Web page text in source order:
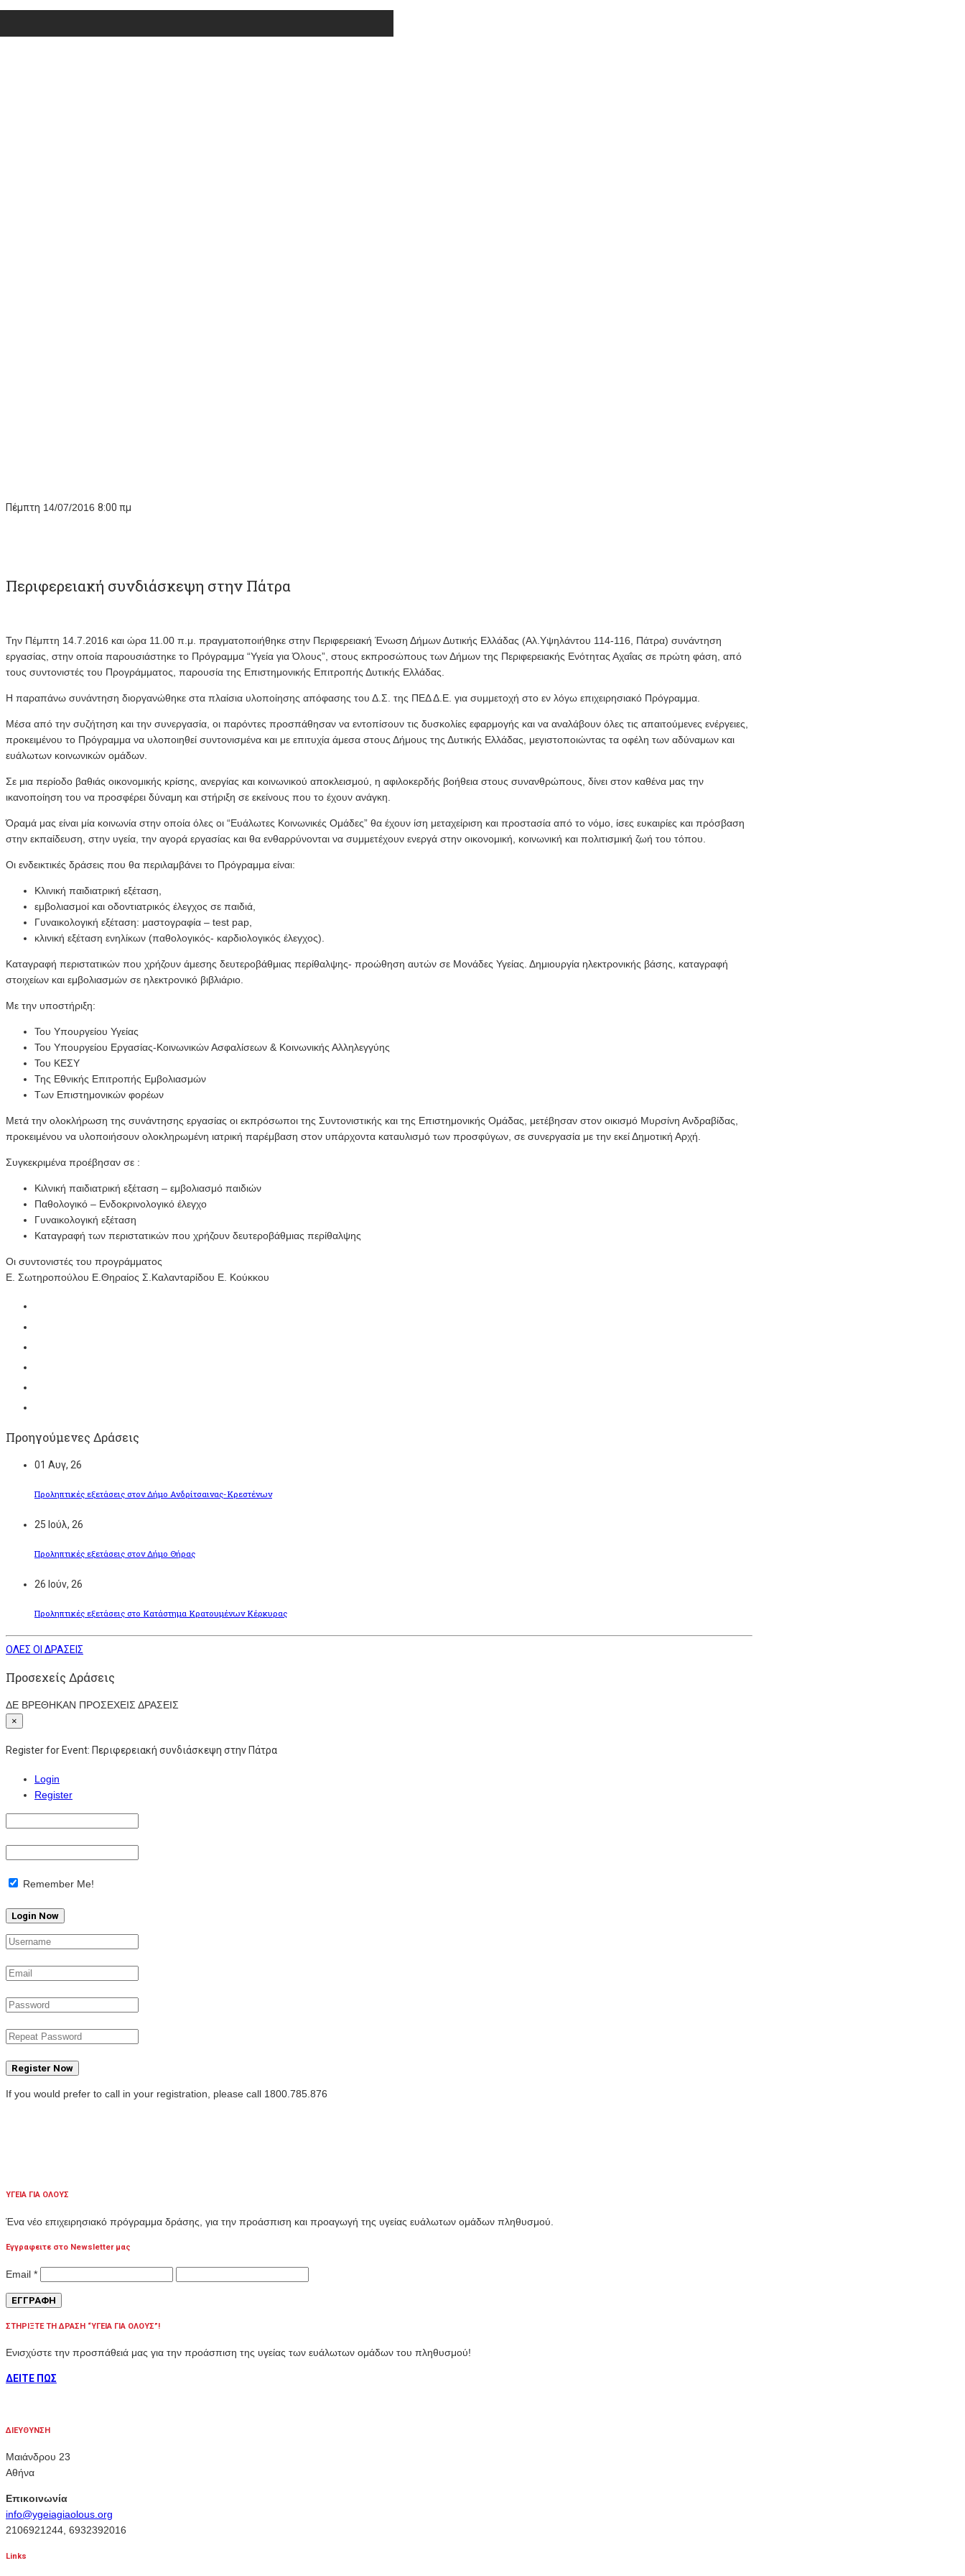
Πέμπτη 14/07/2016 8:00 πμ
Περιφερειακή συνδιάσκεψη στην Πάτρα
Την Πέμπτη 14.7.2016 και ώρα 11.00 π.μ. πραγματοποιήθηκε στην Περιφερειακή Ένωση Δήμων Δυτικής Ελλάδας (Αλ.Υψηλάντου 114-116, Πάτρα) συνάντηση
εργασίας, στην οποία παρουσιάστηκε το Πρόγραμμα “Υγεία για Όλους”, στους εκπροσώπους των Δήμων της Περιφερειακής Ενότητας Αχαΐας σε πρώτη φάση, από
τους συντονιστές του Προγράμματος, παρουσία της Επιστημονικής Επιτροπής Δυτικής Ελλάδας.
Η παραπάνω συνάντηση διοργανώθηκε στα πλαίσια υλοποίησης απόφασης του Δ.Σ. της ΠΕΔ Δ.Ε. για συμμετοχή στο εν λόγω επιχειρησιακό Πρόγραμμα.
Μέσα από την συζήτηση και την συνεργασία, οι παρόντες προσπάθησαν να εντοπίσουν τις δυσκολίες εφαρμογής και να αναλάβουν όλες τις απαιτούμενες ενέργειες,
προκειμένου το Πρόγραμμα να υλοποιηθεί συντονισμένα και με επιτυχία άμεσα στους Δήμους της Δυτικής Ελλάδας, μεγιστοποιώντας τα οφέλη των αδύναμων και
ευάλωτων κοινωνικών ομάδων.
Σε μια περίοδο βαθιάς οικονομικής κρίσης, ανεργίας και κοινωνικού αποκλεισμού, η αφιλοκερδής βοήθεια στους συνανθρώπους, δίνει στον καθένα μας την
ικανοποίηση του να προσφέρει δύναμη και στήριξη σε εκείνους που το έχουν ανάγκη.
Όραμά μας είναι μία κοινωνία στην οποία όλες οι “Ευάλωτες Κοινωνικές Ομάδες” θα έχουν ίση μεταχείριση και προστασία από το νόμο, ίσες ευκαιρίες και πρόσβαση
στην εκπαίδευση, στην υγεία, την αγορά εργασίας και θα ενθαρρύνονται να συμμετέχουν ενεργά στην οικονομική, κοινωνική και πολιτισμική ζωή του τόπου.
Οι ενδεικτικές δράσεις που θα περιλαμβάνει το Πρόγραμμα είναι:
Κλινική παιδιατρική εξέταση,
εμβολιασμοί και οδοντιατρικός έλεγχος σε παιδιά,
Γυναικολογική εξέταση: μαστογραφία – test pap,
κλινική εξέταση ενηλίκων (παθολογικός- καρδιολογικός έλεγχος).
Καταγραφή περιστατικών που χρήζουν άμεσης δευτεροβάθμιας περίθαλψης- προώθηση αυτών σε Μονάδες Υγείας. Δημιουργία ηλεκτρονικής βάσης, καταγραφή
στοιχείων και εμβολιασμών σε ηλεκτρονικό βιβλιάριο.
Με την υποστήριξη:
Του Υπουργείου Υγείας
Του Υπουργείου Εργασίας-Κοινωνικών Ασφαλίσεων & Κοινωνικής Αλληλεγγύης
Του KEΣΥ
Της Εθνικής Επιτροπής Εμβολιασμών
Των Επιστημονικών φορέων
Μετά την ολοκλήρωση της συνάντησης εργασίας οι εκπρόσωποι της Συντονιστικής και της Επιστημονικής Ομάδας, μετέβησαν στον οικισμό Μυρσίνη Ανδραβίδας,
προκειμένου να υλοποιήσουν ολοκληρωμένη ιατρική παρέμβαση στον υπάρχοντα καταυλισμό των προσφύγων, σε συνεργασία με την εκεί Δημοτική Αρχή.
Συγκεκριμένα προέβησαν σε :
Κιλνική παιδιατρική εξέταση – εμβολιασμό παιδιών
Παθολογικό – Ενδοκρινολογικό έλεγχο
Γυναικολογική εξέταση
Καταγραφή των περιστατικών που χρήζουν δευτεροβάθμιας περίθαλψης
Οι συντονιστές του προγράμματος
Ε. Σωτηροπούλου Ε.Θηραίος Σ.Καλανταρίδου Ε. Κούκκου
Προηγούμενες Δράσεις
01 Αυγ, 26
Προληπτικές εξετάσεις στον Δήμο Ανδρίτσαινας-Κρεστένων
25 Ιούλ, 26
Προληπτικές εξετάσεις στον Δήμο Θήρας
26 Ιούν, 26
Προληπτικές εξετάσεις στο Κατάστημα Κρατουμένων Κέρκυρας
ΟΛΕΣ ΟΙ ΔΡΑΣΕΙΣ
Προσεχείς Δράσεις
ΔΕ ΒΡΕΘΗΚΑΝ ΠΡΟΣΕΧΕΙΣ ΔΡΑΣΕΙΣ
×
Register for Event: Περιφερειακή συνδιάσκεψη στην Πάτρα
Login
Register
Remember Me!
Register Now
If you would prefer to call in your registration, please call 1800.785.876
ΥΓΕΙΑ ΓΙΑ ΟΛΟΥΣ
Ένα νέο επιχειρησιακό πρόγραμμα δράσης, για την προάσπιση και προαγωγή της υγείας ευάλωτων ομάδων πληθυσμού.
Εγγραφειτε στο Newsletter μας
Email *
ΣΤΗΡΙΞΤΕ ΤΗ ΔΡΑΣΗ “ΥΓΕΙΑ ΓΙΑ ΟΛΟΥΣ”!
Ενισχύστε την προσπάθειά μας για την προάσπιση της υγείας των ευάλωτων ομάδων του πληθυσμού!
ΔΕΙΤΕ ΠΩΣ
ΔΙΕΥΘΥΝΣΗ
Μαιάνδρου 23
Αθήνα
Επικοινωνία
info@ygeiagiaolous.org
2106921244, 6932392016
Links